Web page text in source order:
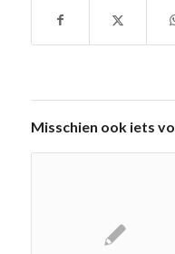
Misschien ook iets